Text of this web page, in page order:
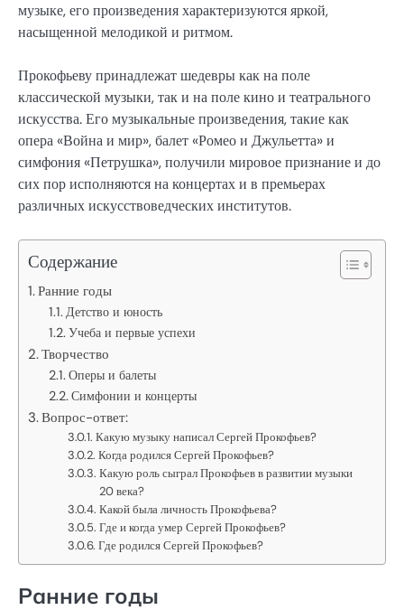
музыке, его произведения характеризуются яркой,
насыщенной мелодикой и ритмом.
Прокофьеву принадлежат шедевры как на поле
классической музыки, так и на поле кино и театрального
искусства. Его музыкальные произведения, такие как
опера «Война и мир», балет «Ромео и Джульетта» и
симфония «Петрушка», получили мировое признание и до
сих пор исполняются на концертах и в премьерах
различных искусствоведческих институтов.
Содержание
Ранние годы
Детство и юность
Учеба и первые успехи
Творчество
Оперы и балеты
Симфонии и концерты
Вопрос-ответ:
Какую музыку написал Сергей Прокофьев?
Когда родился Сергей Прокофьев?
Какую роль сыграл Прокофьев в развитии музыки
20 века?
Какой была личность Прокофьева?
Где и когда умер Сергей Прокофьев?
Где родился Сергей Прокофьев?
Ранние годы